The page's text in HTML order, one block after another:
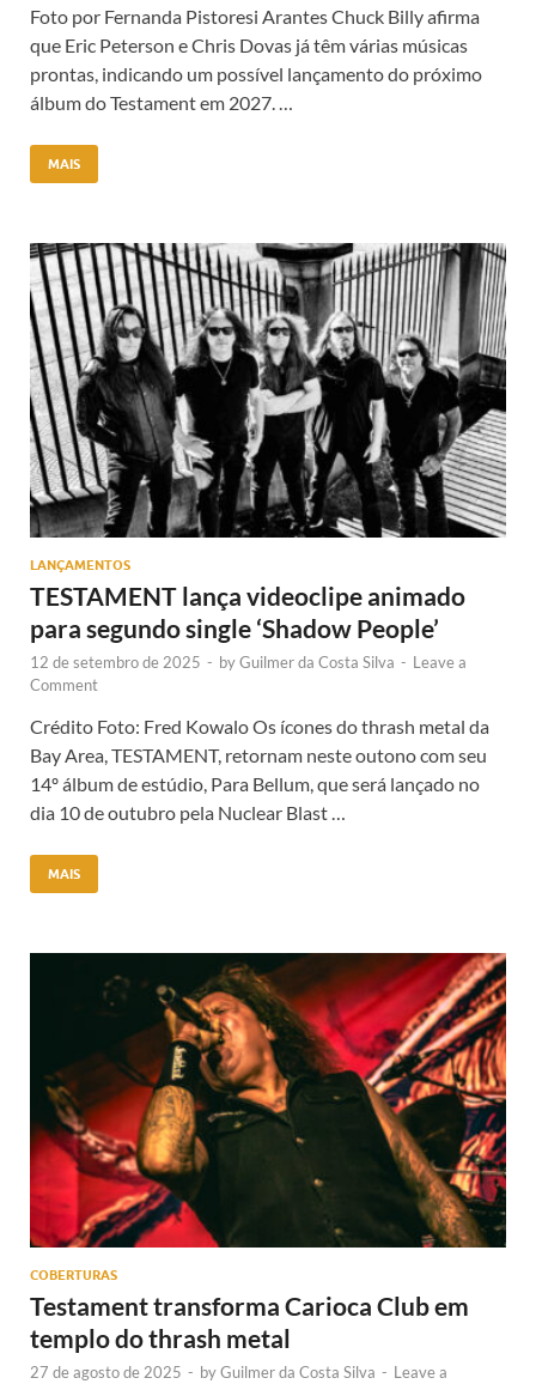
Foto por Fernanda Pistoresi Arantes Chuck Billy afirma
que Eric Peterson e Chris Dovas já têm várias músicas
prontas, indicando um possível lançamento do próximo
álbum do Testament em 2027. …
MAIS
LANÇAMENTOS
TESTAMENT lança videoclipe animado
para segundo single ‘Shadow People’
12 de setembro de 2025 - byGuilmer da Costa Silva - Leave a
Comment
Crédito Foto: Fred Kowalo Os ícones do thrash metal da
Bay Area, TESTAMENT, retornam neste outono com seu
14º álbum de estúdio, Para Bellum, que será lançado no
dia 10 de outubro pela Nuclear Blast …
MAIS
COBERTURAS
Testament transforma Carioca Club em
templo do thrash metal
27 de agosto de 2025 - byGuilmer da Costa Silva - Leave a